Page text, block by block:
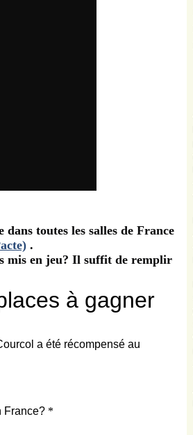
toutes les salles de France
.
mis en jeu? Il suffit de remplir